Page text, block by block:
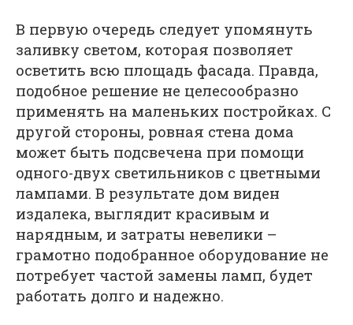
В первую очередь следует упомянуть
заливку светом, которая позволяет
осветить всю площадь фасада. Правда,
подобное решение не целесообразно
применять на маленьких постройках. С
другой стороны, ровная стена дома
может быть подсвечена при помощи
одного-двух светильников с цветными
лампами. В результате дом виден
издалека, выглядит красивым и
нарядным, и затраты невелики –
грамотно подобранное оборудование не
потребует частой замены ламп, будет
работать долго и надежно.